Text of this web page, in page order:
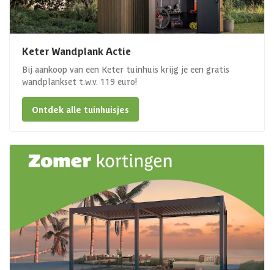
Keter Wandplank Actie
Bij aankoop van een Keter tuinhuis krijg je een gratis
wandplankset t.w.v. 119 euro!
Ontdek alle tuinhuisjes